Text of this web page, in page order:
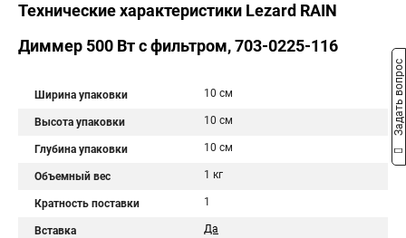
Технические характеристики Lezard RAIN
Диммер 500 Вт с фильтром, 703-0225-116
Ширина упаковки 10 см
Высота упаковки 10 см
Глубина упаковки 10 см
Объемный вес 1 кг
Кратность поставки 1
Вставка Да
Задать вопрос